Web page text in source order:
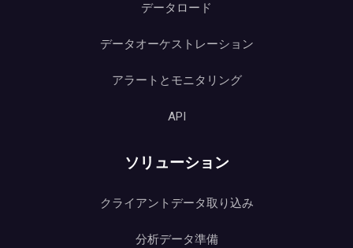
データロード
データオーケストレーション
アラートとモニタリング
API
ソリューション
クライアントデータ取り込み
分析データ準備